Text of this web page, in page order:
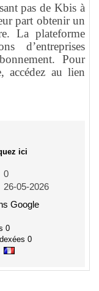
pas de Kbis à
part obtenir un
La plateforme
d’entreprises
Pour
accédez au lien
ici
0
26-05-2026
Google
0
0